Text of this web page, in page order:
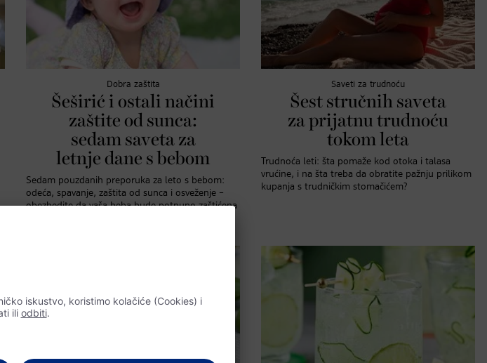
Dobra zaštita
Šeširić i ostali načini
zaštite od sunca:
sedam saveta za
letnje dane s bebom
Sedam pouzdanih preporuka za leto s bebom:
odeća, spavanje, zaštita od sunca i osveženje –
obezbedite da vaša beba bude potpuno zaštićena
Saveti za trudnoću
Šest stručnih saveta
za prijatnu trudnoću
tokom leta
Trudnoća leti: šta pomaže kod otoka i talasa
vrućine, i na šta treba da obratite pažnju prilikom
kupanja s trudničkim stomačićem?